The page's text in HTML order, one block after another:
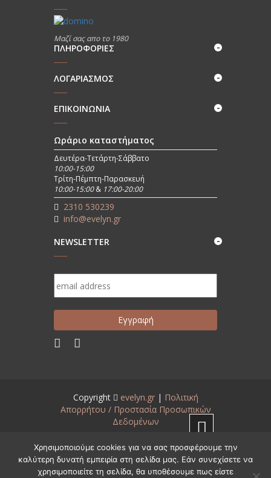
Μαζί σας απο το 1980
ΠΛΗΡΟΦΟΡΊΕΣ
ΛΟΓΑΡΙΑΣΜΟΣ
ΕΠΙΚΟΙΝΩΝΊΑ
Ωράριο καταστήματος
Δευτέρα-Τετάρτη-Σάββατο
10:00-15:00
Τρίτη-Πέμπτη-Παρασκευή
10:00-15:00& 17:00-20:00
2310 530239
info@evelyn.gr
NEWSLETTER
Copyright evelyn.gr| Πολιτική
Απορρήτου / Προστασία Προσωπικών
Δεδομένων
Created bywww.aneveno.com
Χρησιμοποιούμε cookies για να σας προσφέρουμε την
καλύτερη δυνατή εμπειρία στη σελίδα μας. Εάν συνεχίσετε να
χρησιμοποιείτε τη σελίδα, θα υποθέσουμε πως είστε